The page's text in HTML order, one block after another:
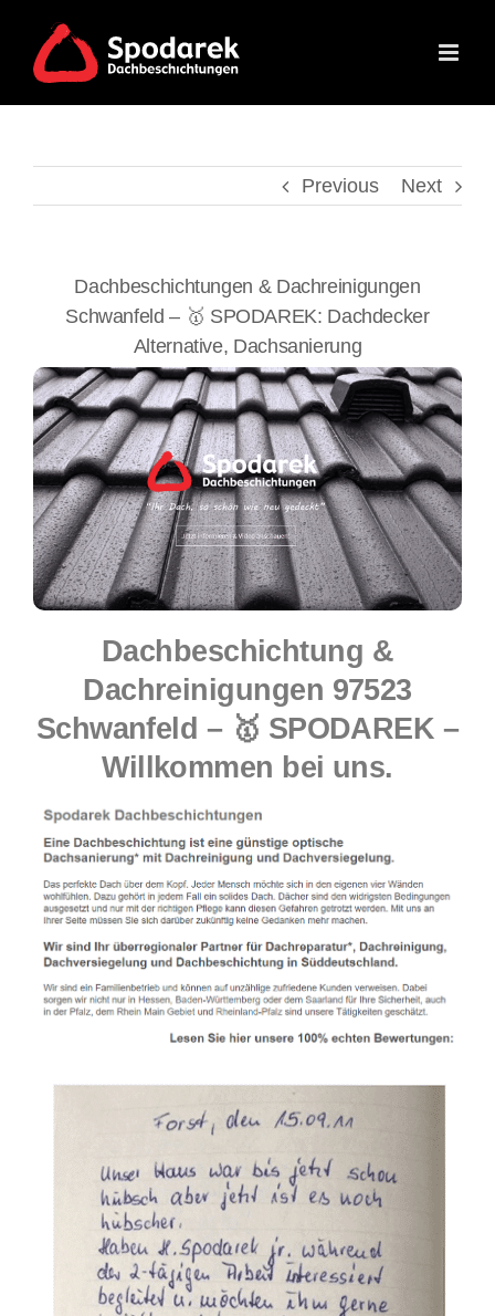
content
Previous Next
Dachbeschichtungen & Dachreinigungen
Schwanfeld – 🥇 SPODAREK: Dachdecker
Alternative, Dachsanierung
Dachbeschichtung &
Dachreinigungen 97523
Schwanfeld – 🥇 SPODAREK –
Willkommen bei uns.